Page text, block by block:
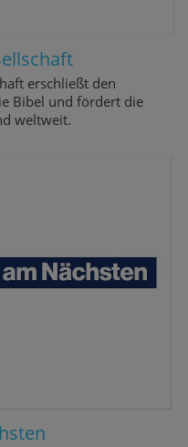
erschließt den
Bibel und fördert die
weltweit.